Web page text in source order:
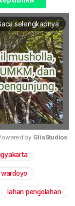
selengkapnya
by GliaStudios
lahan pengolahan